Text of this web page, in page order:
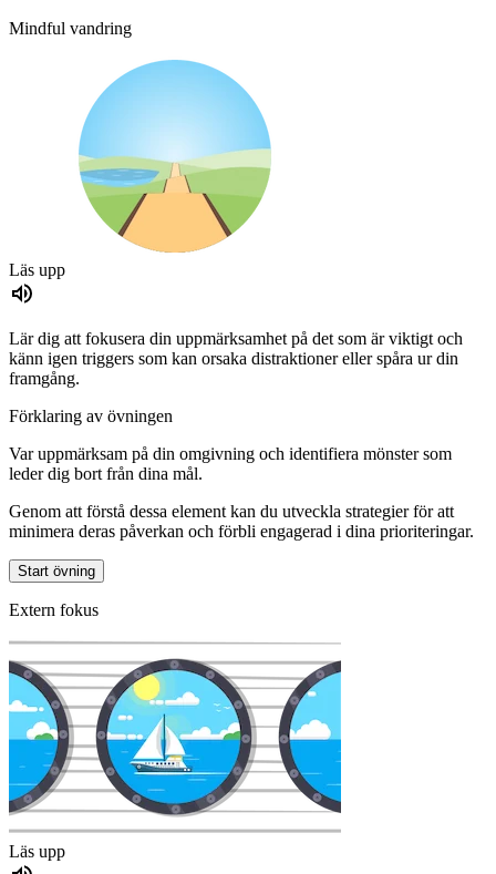
Mindful vandring
Läs upp
Lär dig att fokusera din uppmärksamhet på det som är viktigt och
känn igen triggers som kan orsaka distraktioner eller spåra ur din
framgång.
Förklaring av övningen
Var uppmärksam på din omgivning och identifiera mönster som
leder dig bort från dina mål.
Genom att förstå dessa element kan du utveckla strategier för att
minimera deras påverkan och förbli engagerad i dina prioriteringar.
Start övning
Extern fokus
Läs upp